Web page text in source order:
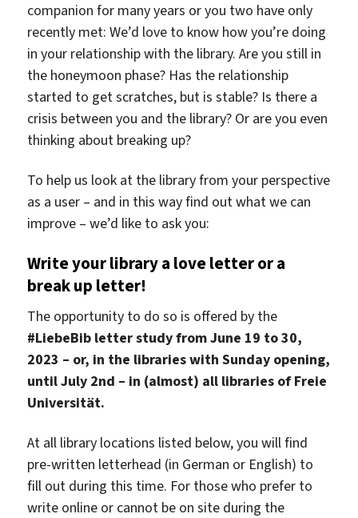
companion for many years or you two have only
recently met: We’d love to know how you’re doing
in your relationship with the library. Are you still in
the honeymoon phase? Has the relationship
started to get scratches, but is stable? Is there a
crisis between you and the library? Or are you even
thinking about breaking up?
To help us look at the library from your perspective
as a user – and in this way find out what we can
improve – we’d like to ask you:
Write your library a love letter or a
break up letter!
The opportunity to do so is offered by the
#LiebeBib letter study from June 19 to 30,
2023 – or, in the libraries with Sunday opening,
until July 2nd – in (almost) all libraries of Freie
Universität.
At all library locations listed below, you will find
pre-written letterhead (in German or English) to
fill out during this time. For those who prefer to
write online or cannot be on site during the